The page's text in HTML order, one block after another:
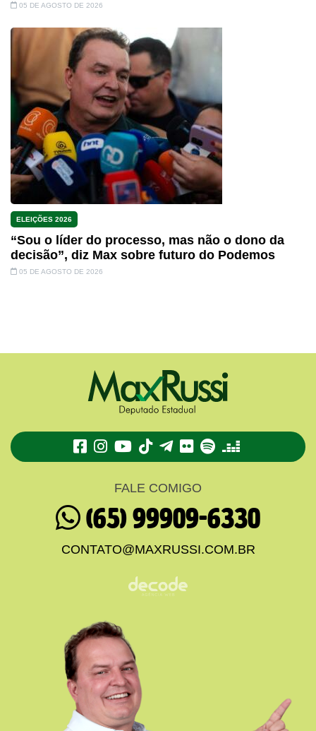
05 DE AGOSTO DE 2026
ELEIÇÕES 2026
“Sou o líder do processo, mas não o dono da
decisão”, diz Max sobre futuro do Podemos
05 DE AGOSTO DE 2026
TikTokTelegram
FlickrSpotifyDeezer
FALE COMIGO
(65) 99909-6330
CONTATO@MAXRUSSI.COM.BR